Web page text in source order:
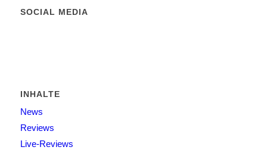
SOCIAL MEDIA
INHALTE
News
Reviews
Live-Reviews